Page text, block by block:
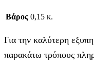
Βάρος 0,15 κ.
Για την καλύτερη
παρακάτω τρόπους